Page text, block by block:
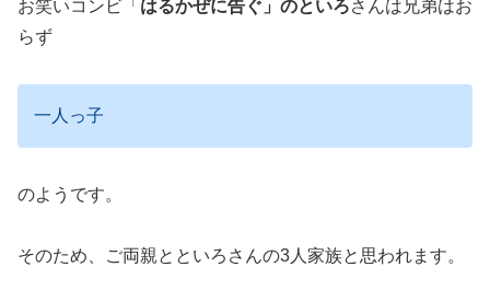
お笑いコンビ「 はるかぜに告ぐ」のといろさんは兄弟はお
らず
一人っ子
のようです。
そのため、ご両親とといろさんの3人家族と思われます。